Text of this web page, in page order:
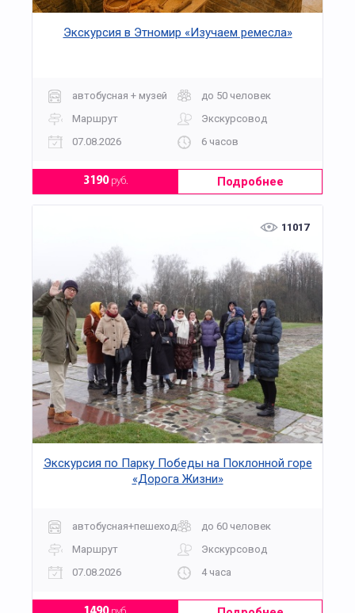
Экскурсия в Этномир «Изучаем ремесла»
автобусная + музей
до 50 человек
Маршрут
Экскурсовод
07.08.2026
6 часов
3190руб. Подробнее
11017
Экскурсия по Парку Победы на Поклонной горе
«Дорога Жизни»
автобусная+пешеходная
до 60 человек
Маршрут
Экскурсовод
07.08.2026
4 часа